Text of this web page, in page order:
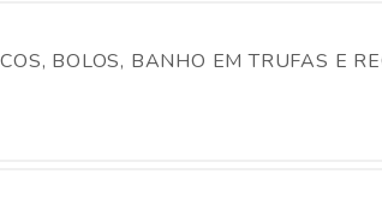
BOLOS, BANHO EM TRUFAS E